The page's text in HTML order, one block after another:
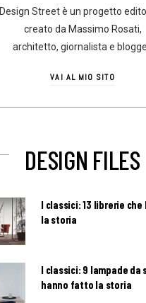
Design Street è un progetto
creato da Massimo Rosati,
architetto, giornalista e
VAI AL MIO SITO
DESIGN FILES
I classici: 13 librerie
la storia
I classici: 9 lampade da
hanno fatto la storia